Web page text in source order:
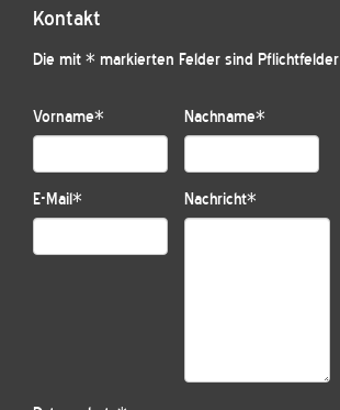
Kontakt
Die mit * markierten Felder sind Pflichtfelder
Vorname* Nachname*
E-Mail* Nachricht*